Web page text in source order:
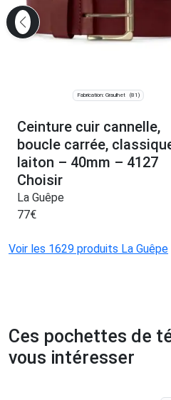
Fabrication: Graulhet (81)
Ceinture cuir cannelle,
boucle carrée,
laiton – 40mm – 4127
Choisir
La Guêpe
77€
Voir les 1629 produits La Guêpe
Ces pochettes de
vous intéresser